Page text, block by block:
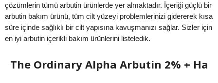
çözümlerin tümü arbutin ürünlerde yer almaktadır. İçeriği güçlü bir
arbutin bakım ürünü, tüm cilt yüzeyi problemlerinizi gidererek kısa
süre içinde sağlıklı bir cilt yapısına kavuşmanızı sağlar. Sizler için
en iyi arbutin içerikli bakım ürünlerini listeledik.
The Ordinary Alpha Arbutin 2% + Ha